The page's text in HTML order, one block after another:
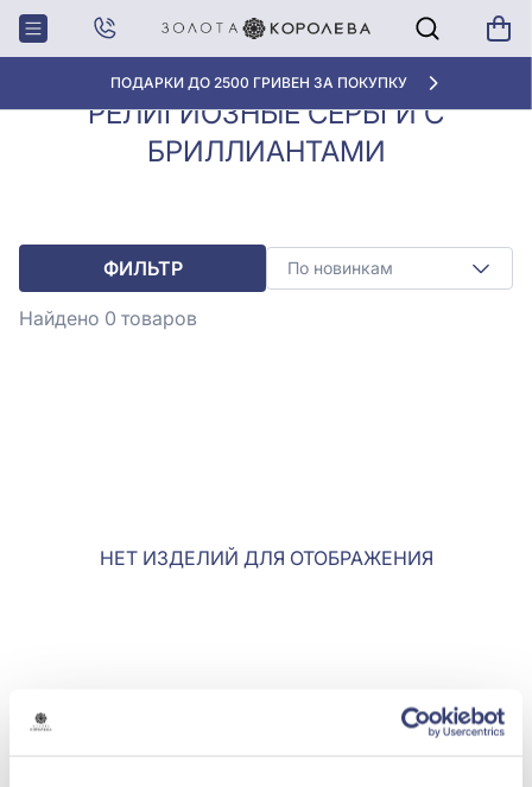
ПОДАРКИ ДО 2500 ГРИВЕН ЗА ПОКУПКУ
Главная
Серьги с
бриллиантами
Религиозные серьги с
бриллиантами
РЕЛИГИОЗНЫЕ СЕРЬГИ С
БРИЛЛИАНТАМИ
ФИЛЬТР По новинкам
Найдено 0 товаров
НЕТ ИЗДЕЛИЙ ДЛЯ ОТОБРАЖЕНИЯ